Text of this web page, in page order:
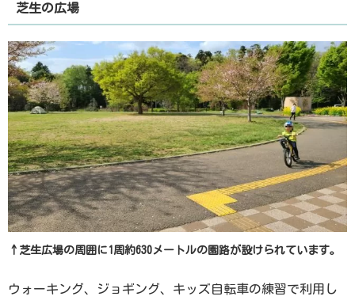
芝生の広場
↑芝生広場の周囲に1周約630メートルの園路が設けられています。
ウォーキング、ジョギング、キッズ自転車の練習で利用し